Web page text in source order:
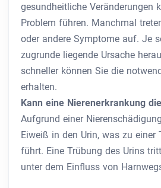
gesundheitliche Veränderungen
Problem führen. Manchmal
oder andere Symptome auf. Je
zugrunde liegende Ursache
schneller können Sie die
erhalten.
Kann eine Nierenerkrankung
Aufgrund einer
Eiweiß in den Urin, was zu einer
führt. Eine Trübung des Urins
unter dem Einfluss von